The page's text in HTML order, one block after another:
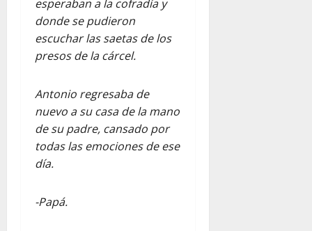
esperaban a la cofradía y
donde se pudieron
escuchar las saetas de los
presos de la cárcel.
Antonio regresaba de
nuevo a su casa de la mano
de su padre, cansado por
todas las emociones de ese
día.
-Papá.